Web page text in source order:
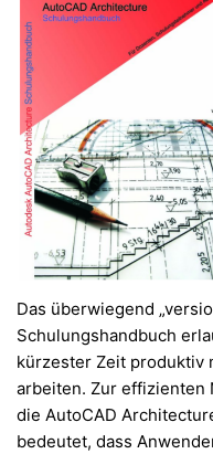
Das überwiegend
Schulungshandbuch
kürzester Zeit produktiv
arbeiten. Zur effizienten
die AutoCAD
bedeutet, dass